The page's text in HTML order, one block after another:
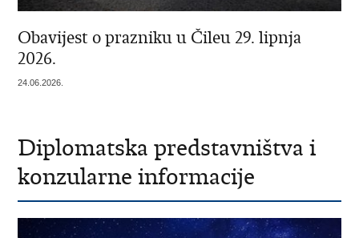
Obavijest o prazniku u Čileu 29. lipnja
2026.
24.06.2026.
Diplomatska predstavništva i
konzularne informacije